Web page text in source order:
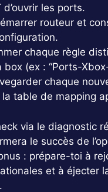
d’ouvrir les ports.
routeur et
chaque règle
box (ex : “Ports-
chaque
table de mapping
via le diagnostic
le succès de
: prépare-toi à
et à éjecter